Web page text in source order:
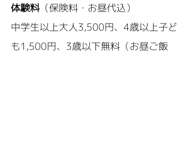
体験料（保険料・お昼代込）
中学生以上大人3,500円、4歳以上子ど
も1,500円、3歳以下無料（お昼ご飯